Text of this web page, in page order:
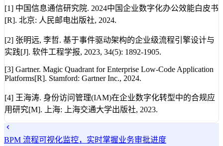
[1] 中国信息通信研究院. 2024中国企业数字化办公效能白皮书
[R]. 北京: 人民邮电出版社, 2024.
[2] 张明远, 李哲. 基于事件驱动架构的企业级流程引擎设计与
实践[J]. 软件工程学报, 2023, 34(5): 1892-1905.
[3] Gartner. Magic Quadrant for Enterprise Low-Code Application
Platforms[R]. Stamford: Gartner Inc., 2024.
[4] 王海涛. 身份访问管理(IAM)在企业数字化转型中的合规应
用研究[M]. 上海: 上海交通大学出版社, 2023.
BPM 流程可视化监控，实时掌握业务审批进度